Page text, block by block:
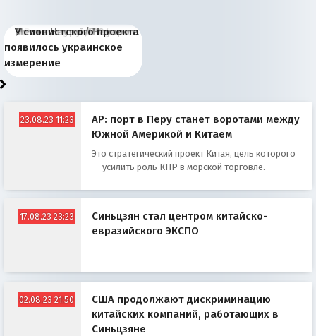
Киевская марионетка
Запада рассказала о
«переобувании» хозяев
В России назрели
перемены: 15 шагов к
суверенной экономике
Миграционный пожар
Европы
Россия начинает
сбрасывать балласт
Анкориджа
Россия зимой 1904
года: первые уступки во
внутренней политике
Русская нация вчера и
сегодня
Почему правый крах в
Варшаве не поможет её
отношениям с Россией?
Место Науру / Науэро в
современной истории
Южной Осетии
У сионистского проекта
появилось украинское
измерение
23.08.23 11:23
AP: порт в Перу станет воротами между
Южной Америкой и Китаем
Это стратегический проект Китая, цель которого
— усилить роль КНР в морской торговле.
17.08.23 23:23
Синьцзян стал центром китайско-
евразийского ЭКСПО
02.08.23 21:50
США продолжают дискриминацию
китайских компаний, работающих в
Синьцзяне